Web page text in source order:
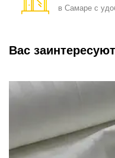
в Самаре с
Вас